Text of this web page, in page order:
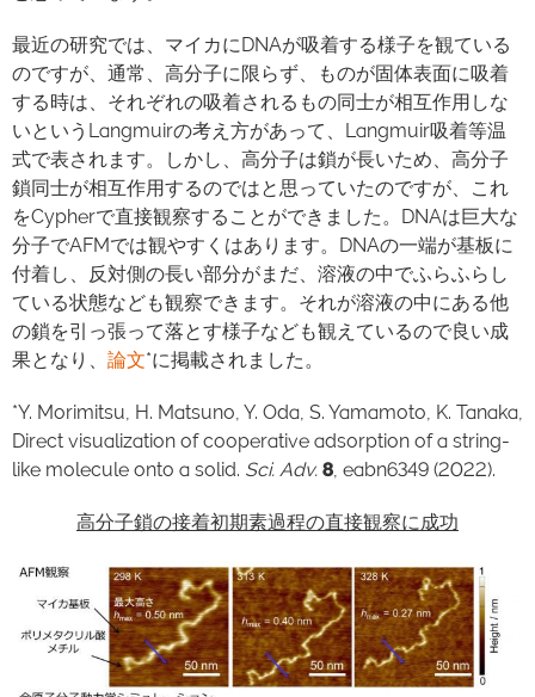
最近の研究では、マイカにDNAが吸着する様子を観ている
のですが、通常、高分子に限らず、ものが固体表面に吸着
する時は、それぞれの吸着されるもの同士が相互作用しな
いというLangmuirの考え方があって、Langmuir吸着等温
式で表されます。しかし、高分子は鎖が長いため、高分子
鎖同士が相互作用するのではと思っていたのですが、これ
をCypherで直接観察することができました。DNAは巨大な
分子でAFMでは観やすくはあります。DNAの一端が基板に
付着し、反対側の長い部分がまだ、溶液の中でふらふらし
ている状態なども観察できます。それが溶液の中にある他
の鎖を引っ張って落とす様子なども観えているので良い成
果となり、 論文*に掲載されました。
*Y. Morimitsu, H. Matsuno, Y. Oda, S. Yamamoto, K. Tanaka,
Direct visualization of cooperative adsorption of a string-
like molecule onto a solid. Sci. Adv. 8 , eabn6349 (2022).
高分子鎖の接着初期素過程の直接観察に成功